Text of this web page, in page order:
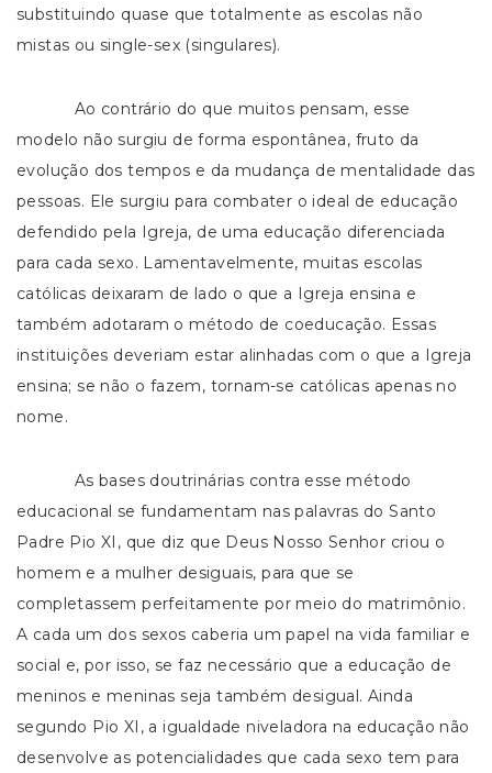
substituindo quase que totalmente as escolas não
mistas ou single-sex (singulares).
Ao contrário do que muitos pensam, esse
modelo não surgiu de forma espontânea, fruto da
evolução dos tempos e da mudança de mentalidade das
pessoas. Ele surgiu para combater o ideal de educação
defendido pela Igreja, de uma educação diferenciada
para cada sexo. Lamentavelmente, muitas escolas
católicas deixaram de lado o que a Igreja ensina e
também adotaram o método de coeducação. Essas
instituições deveriam estar alinhadas com o que a Igreja
ensina; se não o fazem, tornam-se católicas apenas no
nome.
As bases doutrinárias contra esse método
educacional se fundamentam nas palavras do Santo
Padre Pio XI, que diz que Deus Nosso Senhor criou o
homem e a mulher desiguais, para que se
completassem perfeitamente por meio do matrimônio.
A cada um dos sexos caberia um papel na vida familiar e
social e, por isso, se faz necessário que a educação de
meninos e meninas seja também desigual. Ainda
segundo Pio XI, a igualdade niveladora na educação não
desenvolve as potencialidades que cada sexo tem para